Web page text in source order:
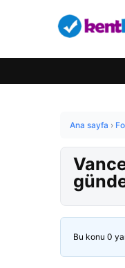
Ana sayfa ›
Bu konu 0